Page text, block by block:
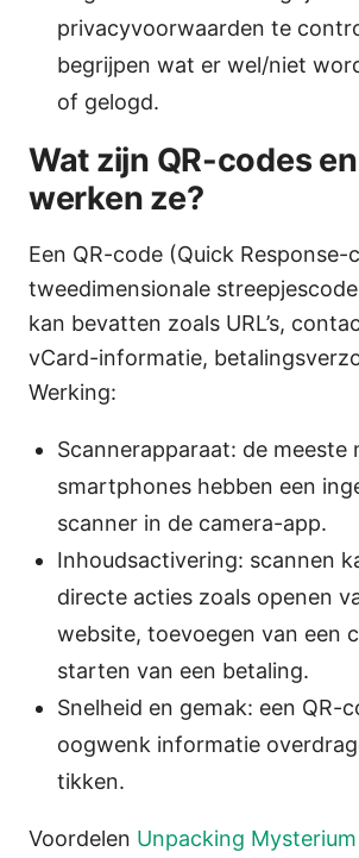
privacyvoorwaarden te
begrijpen wat er wel/niet
of gelogd.
Wat zijn QR-codes
werken ze?
Een QR-code (Quick Response-
tweedimensionale
kan bevatten zoals URL’s,
vCard-informatie,
Werking:
Scannerapparaat: de meeste
smartphones hebben een
scanner in de camera-app.
Inhoudsactivering: scannen
directe acties zoals openen
website, toevoegen van een
starten van een betaling.
Snelheid en gemak: een QR-
oogwenk informatie
tikken.
Voordelen Unpacking